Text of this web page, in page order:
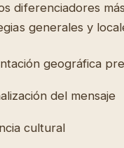
diferenciadores
generales y
geográfica
del mensaje
cultural